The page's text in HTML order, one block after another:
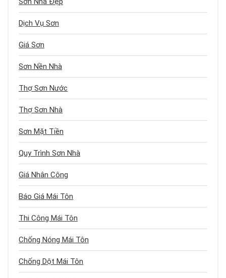
Dịch Vụ Sơn
Giá Sơn
Sơn Nền Nhà
Thợ Sơn Nước
Thợ Sơn Nhà
Sơn Mặt Tiền
Quy Trình Sơn Nhà
Giá Nhân Công
Báo Giá Mái Tôn
Thi Công Mái Tôn
Chống Nóng Mái Tôn
Chống Dột Mái Tôn